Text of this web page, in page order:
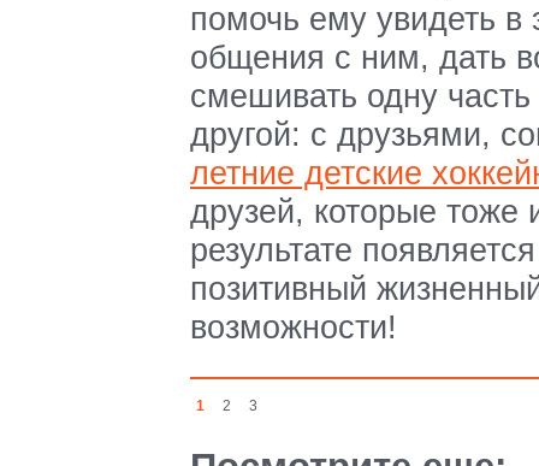
помочь ему увидеть в
общения с ним, дать
смешивать одну
другой: с друзьями,
летние детские
друзей, которые тоже
результате
позитивный
возможности!
1 2 3